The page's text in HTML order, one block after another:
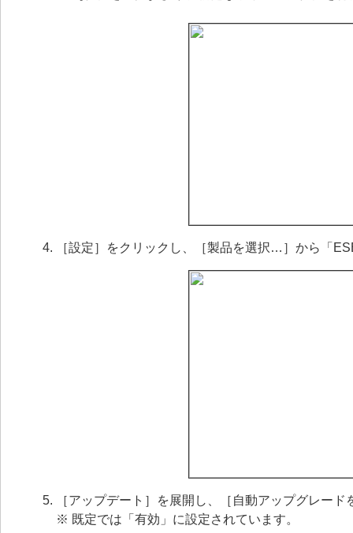
［設定］をクリックし、［製品を選択…］から「
［アップデート］を展開し、［自動アップグレー
※ 既定では「有効」に設定されています。